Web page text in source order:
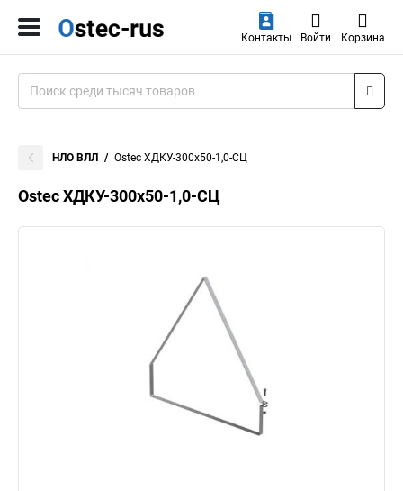
Контакты Войти Корзина
НЛО ВЛЛ Ostec ХДКУ-300х50-1,0-СЦ
Ostec ХДКУ-300х50-1,0-СЦ